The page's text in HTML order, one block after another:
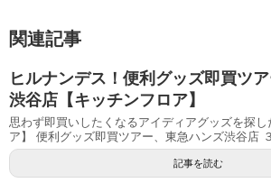
関連記事
ヒルナンデス！便利グッズ即買ツ
渋谷店【キッチンフロア】
思わず即買いしたくなるアイディアグッズを探
ア】 便利グッズ即買ツアー、東急ハンズ渋谷店
記事を読む